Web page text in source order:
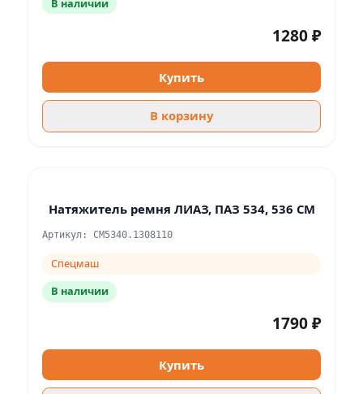
В наличии
1280 ₽
Купить
В корзину
Натяжитель ремня ЛИАЗ, ПАЗ 534, 536 СМ
Артикул: СМ5340.1308110
Спецмаш
В наличии
1790 ₽
Купить